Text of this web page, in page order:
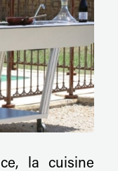
la cuisine